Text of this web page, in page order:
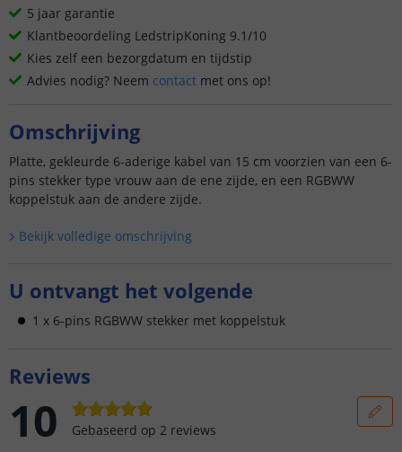
5 jaar garantie
Klantbeoordeling LedstripKoning 9.1/10
Kies zelf een bezorgdatum en tijdstip
Advies nodig? Neem contact met ons op!
Omschrijving
Platte, gekleurde 6-aderige kabel van 15 cm voorzien van een 6-
pins stekker type vrouw aan de ene zijde, en een RGBWW
koppelstuk aan de andere zijde.
Bekijk volledige omschrijving
U ontvangt het volgende
1 x 6-pins RGBWW stekker met koppelstuk
Reviews
10 Gebaseerd op 2 reviews